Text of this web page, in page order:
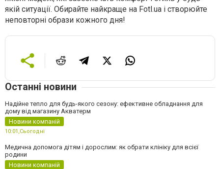
якій ситуації. Обирайте найкраще на Fotl.ua і створюйте
неповторні образи кожного дня!
Останні новини
Надійне тепло для будь-якого сезону: ефективне обладнання для
дому від магазину Акватерм
Новини компаній
10:01,Сьогодні
Медична допомога дітям і дорослим: як обрати клініку для всієї
родини
Новини компаній